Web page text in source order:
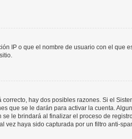
IP o que el nombre de usuario con el
hay dos posibles razones. Si el
que se le darán para activar la cuenta.
le brindará al finalizar el proceso de
vez haya sido capturada por un filtro anti-